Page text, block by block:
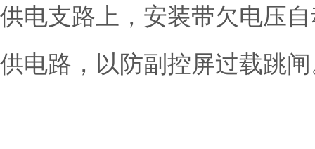
供电支路上，安装带欠电压
供电路，以防副控屏过载跳